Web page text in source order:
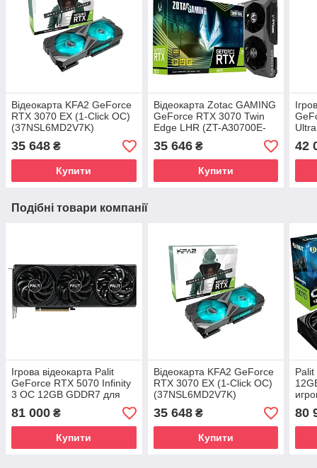
Відеокарта KFA2 GeForce
RTX 3070 EX (1-Click OC)
(37NSL6MD2V7K)
35 648 ₴
Купити
Відеокарта Zotac GAMING
GeForce RTX 3070 Twin
Edge LHR (ZT-A30700E-
10PLHR)
35 646₴
Купити
42
Подібні товари компанії
Ігрова відеокарта Palit
GeForce RTX 5070 Infinity
3 OC 12GB GDDR7 для
81 000 ₴
Купити
Відеокарта KFA2 GeForce
RTX 3070 EX (1-Click OC)
(37NSL6MD2V7K)
35 648₴
Купити
80